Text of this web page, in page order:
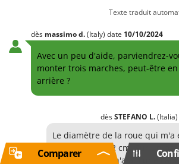
Texte traduit
dès massimod.(Italy) date 10/10/2024
Avec un peu d'aide, parviendrez-
monter trois marches, peut-être
arrière ?
dèsSTEFANO L.(Italia)
Le diamètre de la roue qui m'a
est d'environ 42 cm. Sur un pas
» de 11,5 cm. il n'a aucune
Comparer